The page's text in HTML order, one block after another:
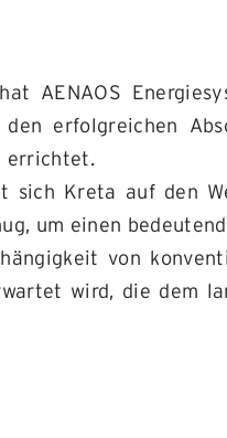
AENAOS
erfolgreichen
errichtet.
Kreta auf den
um einen
von
wird, die dem